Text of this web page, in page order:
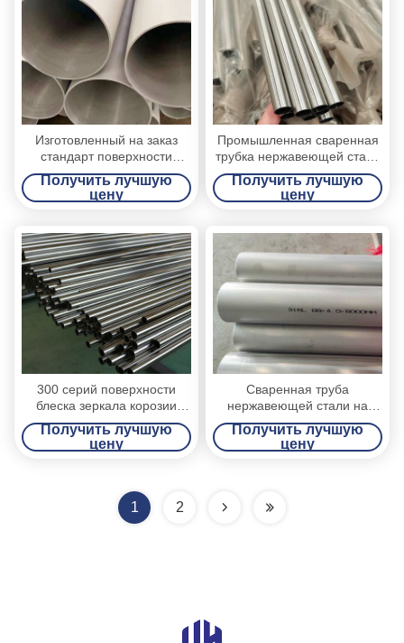
Изготовленный на заказ
стандарт поверхности
ДЖИС Г3459 трубы
нержавеющей стали длины
ровный чувствительный
Получить лучшую
цену
Промышленная сваренная
трубка нержавеющей стали
круглая диаметр Номинал
6мм до 300мм
Получить лучшую
цену
300 серий поверхности
блеска зеркала корозии
трубы нержавеющей стали
анти-
Получить лучшую
цену
Сваренная труба
нержавеющей стали на
труба ранга гигиены
питания длина 4м/6м
Получить лучшую
цену
1 2